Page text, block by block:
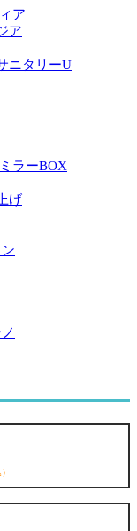
ア
ア
ニタリーU
ラーBOX
げ